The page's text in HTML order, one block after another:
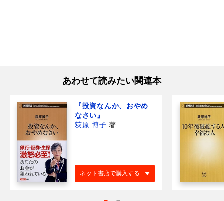
あわせて読みたい関連本
『投資なんか、おやめ
なさい』
荻原 博子 著
ネット書店で購入する